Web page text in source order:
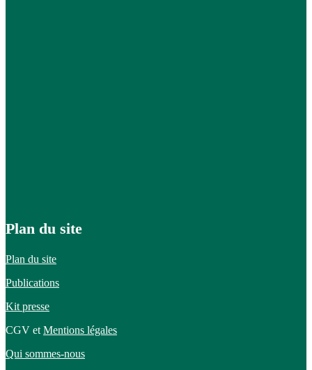
Plan du site
Plan du site
Publications
Kit presse
CGV et Mentions légales
Qui sommes-nous